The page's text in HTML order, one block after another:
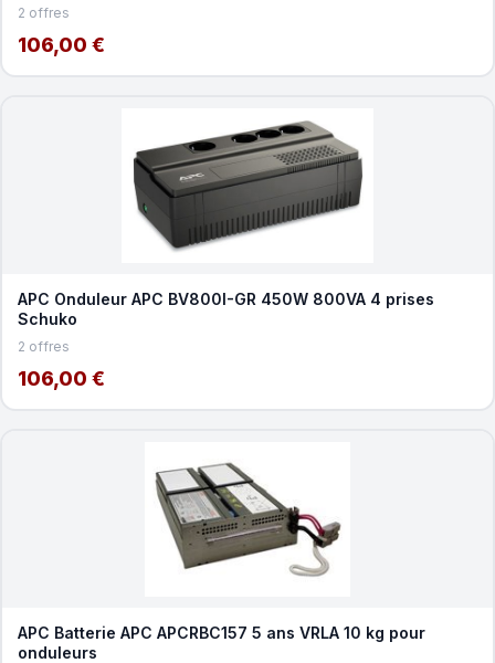
2 offres
106,00 €
APC Onduleur APC BV800I-GR 450W 800VA 4 prises
Schuko
2 offres
106,00 €
APC Batterie APC APCRBC157 5 ans VRLA 10 kg pour
onduleurs